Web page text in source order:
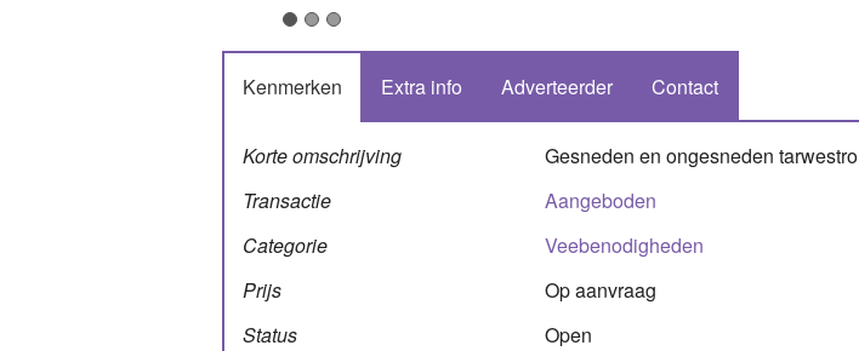
Kenmerken
Korte omschrijving
Gesneden en ongesneden tarwestro
Transactie
Aangeboden
Categorie
Veebenodigheden
Prijs
Op aanvraag
Status
Open
Extra info Adverteerder Contact